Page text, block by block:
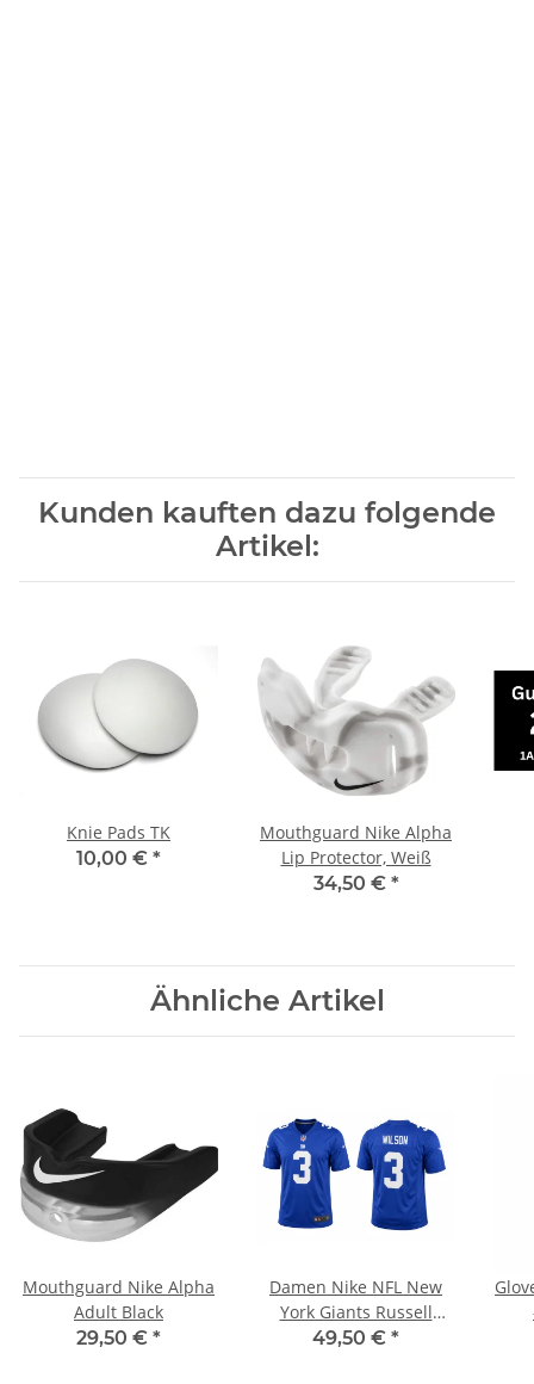
Kunden kauften dazu folgende
Artikel:
Knie Pads TK
10,00 € *
Mouthguard Nike Alpha
Lip Protector, Weiß
34,50 € *
Ähnliche Artikel
Mouthguard Nike Alpha
Adult Black
29,50 € *
Damen Nike NFL New
York Giants Russell
Wilson #3 Jersey – Blau,
49,50 € *